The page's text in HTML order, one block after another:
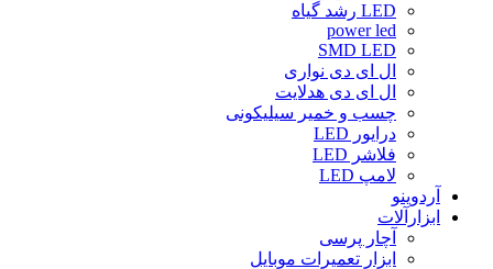
LED رشد گیاه
power led
SMD LED
ال ای دی نواری
ال ای دی هدلایت
چسب و خمیر سیلیکونی
درایور LED
فلاشر LED
لامپ LED
آردوینو
ابزارآلات
آچار پرسی
ابزار تعمیرات موبایل